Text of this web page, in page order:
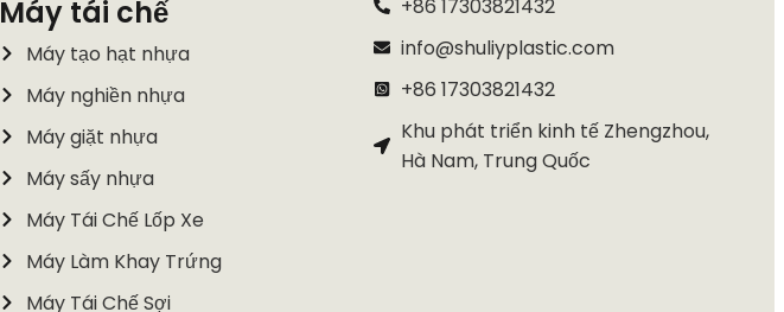
Máy tái chế
Máy tạo hạt nhựa
Máy nghiền nhựa
Máy giặt nhựa
Máy sấy nhựa
Máy Tái Chế Lốp Xe
Máy Làm Khay Trứng
Máy Tái Chế Sợi
+86 17303821432
info@shuliyplastic.com
+86 17303821432
Khu phát triển kinh tế Zhengzhou,
Hà Nam, Trung Quốc